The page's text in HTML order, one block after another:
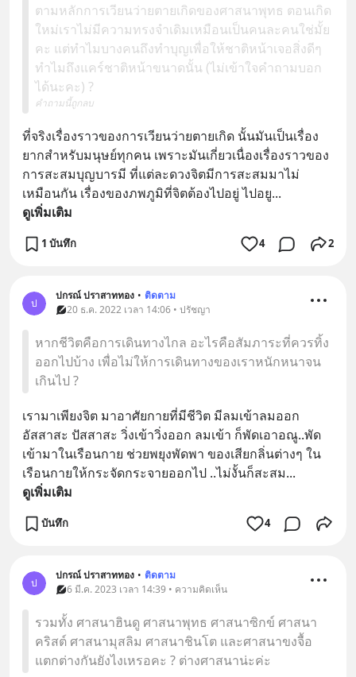
ตามหลักการเวียนว่ายตายเกิดของศาสนาพุทธ ตอนเกิด
ใหม่เราไม่มีความทรงจำเดิมเหมือนเป็นคนละคนใช่มั้ย
คะ แต่ทำไมบางคนถึงทำบุญเพื่อให้ชาติหน้าเจอสิ่งดีๆ
ทำไมถึงแคร์ชาติหน้าขนาดนั้น (ไม่เข้าใจคำถามบอก
ได้นะคะ) ?
คำถามนี้ถูกลบ
ที่จริงเรื่องราวของการเวียนว่ายตายเกิด นั้นมันเป็นเรื่อง
ยากสำหรับมนุษย์ทุกคน เพราะมันเกี่ยวเนื่องเรื่องราวของ
การสะสมบุญบารมี ที่แต่ละดวงจิตมีการสะสมมาไม่
เหมือนกัน เรื่องของภพภูมิที่จิตต้องไปอยู่ ไปอยู...
ดูเพิ่มเติม
1 บันทึก 4 2
ป
ปกรณ์ ปราสาททอง • ติดตาม
20 ธ.ค. 2022 เวลา 14:06 • ปรัชญา
หากชีวิตคือการเดินทางไกล อะไรคือสัมภาระที่ควรทิ้ง
ออกไปบ้าง เพื่อไม่ให้การเดินทางของเราหนักหนาจน
เกินไป ?
เรามาเพียงจิต มาอาศัยกายที่มีชีวิต มีลมเข้าลมออก
อัสสาสะ ปัสสาสะ วิ่งเข้าวิ่งออก ลมเข้า ก็พัดเอาอณู..พัด
เข้ามาในเรือนกาย ช่วยพยุงพัดพา ของเสียกลิ่นต่างๆ ใน
เรือนกายให้กระจัดกระจายออกไป ..ไม่งั้นก็สะสม...
ดูเพิ่มเติม
บันทึก 4
ป
ปกรณ์ ปราสาททอง • ติดตาม
6 มี.ค. 2023 เวลา 14:39 • ความคิดเห็น
รวมทั้ง ศาสนาฮินดู ศาสนาพุทธ ศาสนาซิกข์ ศาสนา
คริสต์ ศาสนามุสลิม ศาสนาชินโต และศาสนาขงจื้อ
แตกต่างกันยังไงเหรอคะ ? ต่างศาสนาน่ะค่ะ